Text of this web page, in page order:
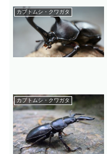
カブトムシ・クワガタ
カブトムシ・クワガタ